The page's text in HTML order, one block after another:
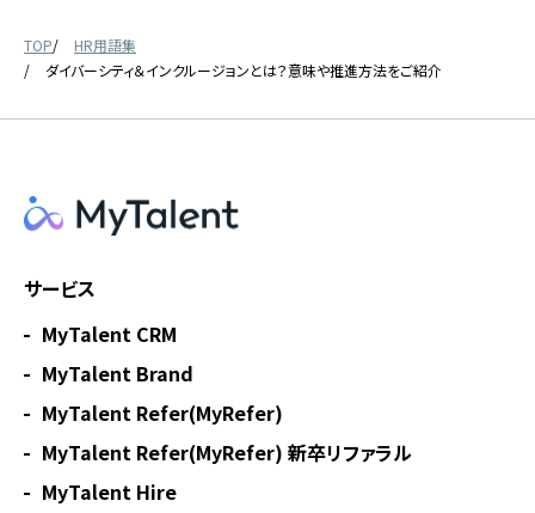
TOP
HR用語集
ダイバーシティ＆インクルージョンとは？意味や推進方法をご紹介
サービス
MyTalent CRM
MyTalent Brand
MyTalent Refer(MyRefer)
MyTalent Refer(MyRefer) 新卒リファラル
MyTalent Hire